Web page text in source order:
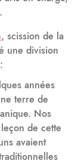
, scission de la
une division
années
terre de
Nos
de cette
avaient